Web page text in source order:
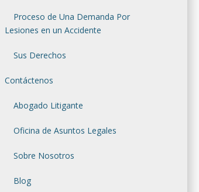
Proceso de Una Demanda Por
Lesiones en un Accidente
Sus Derechos
Contáctenos
Abogado Litigante
Oficina de Asuntos Legales
Sobre Nosotros
Blog